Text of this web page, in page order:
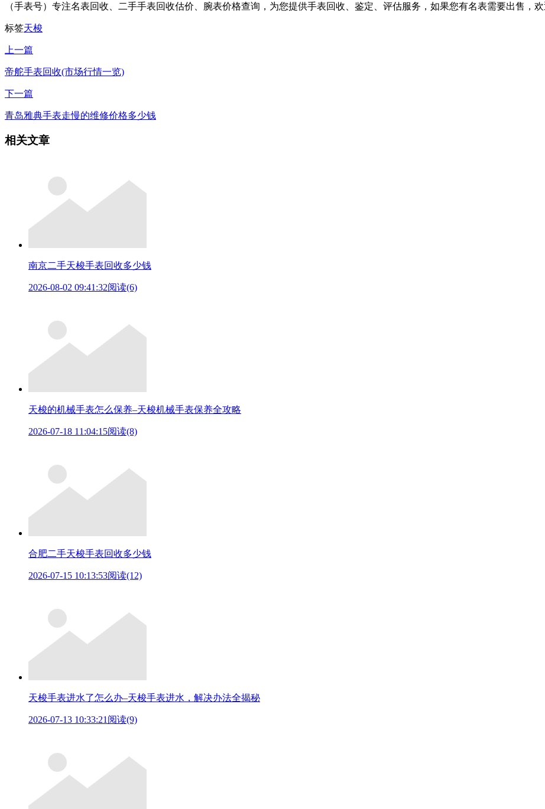
（手表号）专注名表回收、二手手表回收估价、腕表价格查询，为您提供手表回收、鉴定、评估服务，如果您有名表需要出售，欢
标签天梭
上一篇
帝舵手表回收(市场行情一览)
下一篇
青岛雅典手表走慢的维修价格多少钱
相关文章
南京二手天梭手表回收多少钱
2026-08-02 09:41:32阅读(6)
天梭的机械手表怎么保养–天梭机械手表保养全攻略
2026-07-18 11:04:15阅读(8)
合肥二手天梭手表回收多少钱
2026-07-15 10:13:53阅读(12)
天梭手表进水了怎么办–天梭手表进水，解决办法全揭秘
2026-07-13 10:33:21 阅读(9)